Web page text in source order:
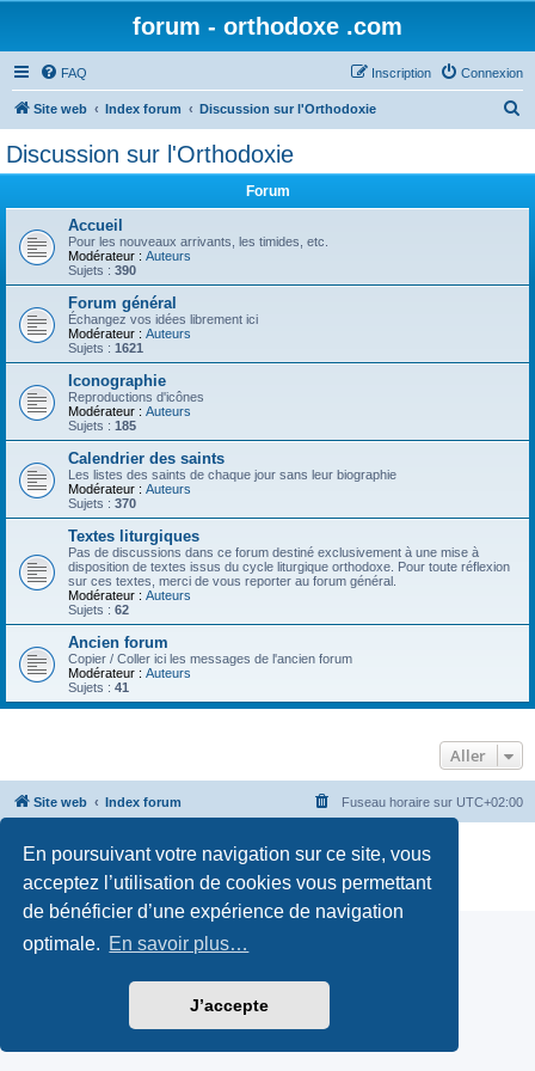
En poursuivant votre navigation sur ce site, vous
acceptez l’utilisation de cookies vous permettant
de bénéficier d’une expérience de navigation
optimale. En savoir plus…
J’accepte
forum - orthodoxe .com
FAQ Connexion
Inscription
Site web Index forum Discussion sur l'Orthodoxie
r
Discussion sur l'Orthodoxie
Forum
Accueil
Pour les nouveaux arrivants, les timides, etc.
Modérateur : Auteurs
Sujets : 390
Forum général
Échangez vos idées librement ici
Modérateur : Auteurs
Sujets : 1621
Iconographie
Reproductions d'icônes
Modérateur : Auteurs
Sujets : 185
Calendrier des saints
Les listes des saints de chaque jour sans leur biographie
Modérateur : Auteurs
Sujets : 370
Textes liturgiques
Pas de discussions dans ce forum destiné exclusivement à une mise à
disposition de textes issus du cycle liturgique orthodoxe. Pour toute réflexion
sur ces textes, merci de vous reporter au forum général.
Modérateur : Auteurs
Sujets : 62
Ancien forum
Copier / Coller ici les messages de l'ancien forum
Modérateur : Auteurs
Sujets : 41
Aller
Site web Index forum Fuseau horaire sur UTC+02:00
Développé par
® Forum Software © phpBB Limited
Traduction française officielle
Confidentialité|Conditions